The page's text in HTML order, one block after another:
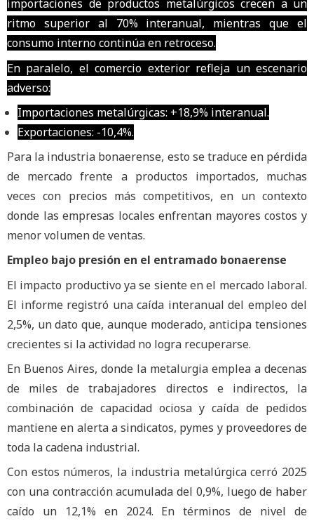
importaciones de productos metalúrgicos crecen a un
ritmo superior al 70% interanual, mientras que el
consumo interno continúa en retroceso.
En paralelo, el comercio exterior refleja un escenario
adverso:
Importaciones metalúrgicas: +18,9% interanual.
Exportaciones: -10,4%.
Para la industria bonaerense, esto se traduce en pérdida
de mercado frente a productos importados, muchas
veces con precios más competitivos, en un contexto
donde las empresas locales enfrentan mayores costos y
menor volumen de ventas.
Empleo bajo presión en el entramado bonaerense
El impacto productivo ya se siente en el mercado laboral.
El informe registró una caída interanual del empleo del
2,5%, un dato que, aunque moderado, anticipa tensiones
crecientes si la actividad no logra recuperarse.
En Buenos Aires, donde la metalurgia emplea a decenas
de miles de trabajadores directos e indirectos, la
combinación de capacidad ociosa y caída de pedidos
mantiene en alerta a sindicatos, pymes y proveedores de
toda la cadena industrial.
Con estos números, la industria metalúrgica cerró 2025
con una contracción acumulada del 0,9%, luego de haber
caído un 12,1% en 2024. En términos de nivel de